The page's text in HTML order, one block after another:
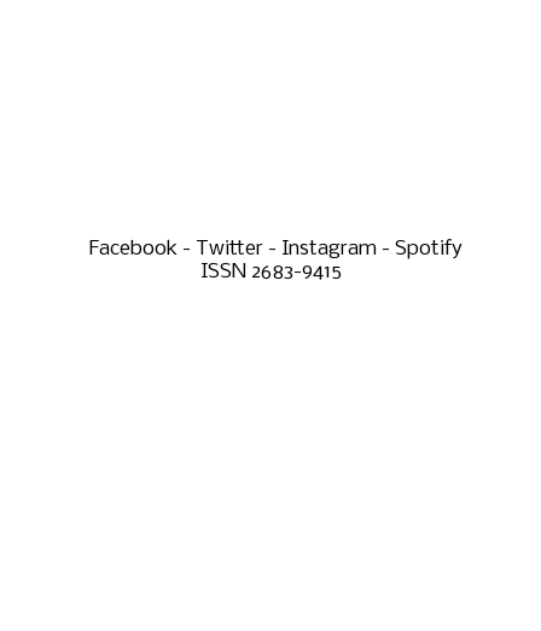
Facebook - Twitter - Instagram - Spotify
ISSN 2683-9415